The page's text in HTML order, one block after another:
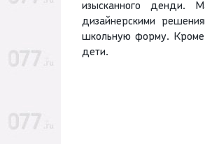
изысканного денди.
дизайнерскими
школьную форму. Кроме
дети.